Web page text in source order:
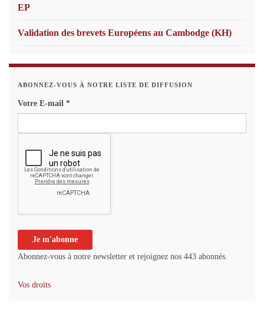
EP
Validation des brevets Européens au Cambodge (KH)
ABONNEZ-VOUS À NOTRE LISTE DE DIFFUSION
Votre E-mail *
Abonnez-vous à notre newsletter et rejoignez nos 443 abonnés.
Vos droits